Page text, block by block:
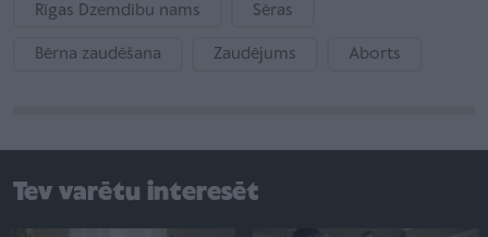
Rīgas Dzemdību nams Sēras
Bērna zaudēšana Zaudējums Aborts
Tev varētu interesēt